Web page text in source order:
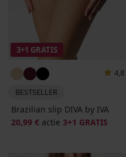
3+1 GRATIS
4,8
BESTSELLER
Brazilian slip DIVA by IVA
20,99 € actie 3+1 GRATIS